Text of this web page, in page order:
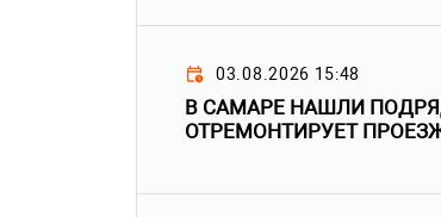
03.08.2026 15:48
В САМАРЕ НАШЛИ
ОТРЕМОНТИРУЕТ